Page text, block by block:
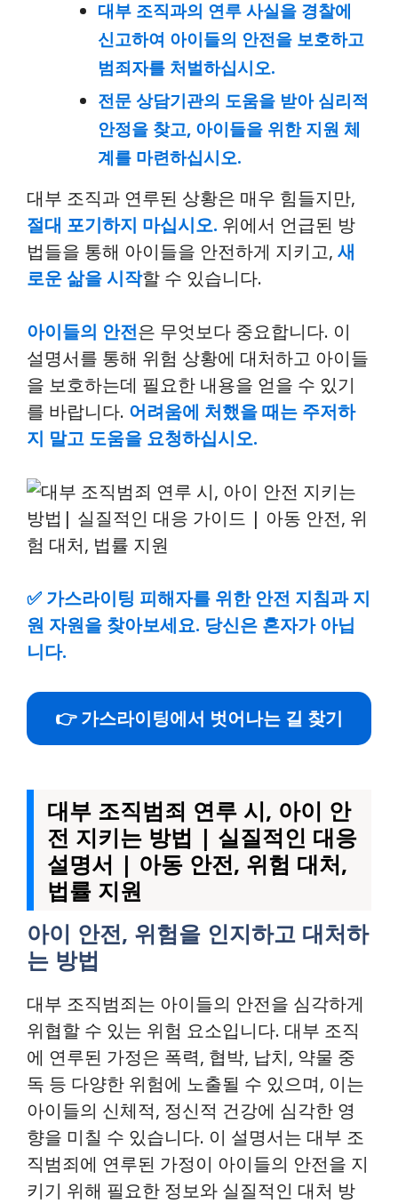
대부 조직과의 연루 사실을 경찰에
신고하여 아이들의 안전을 보호하고
범죄자를 처벌하십시오.
전문 상담기관의 도움을 받아 심리적
안정을 찾고, 아이들을 위한 지원 체
계를 마련하십시오.
대부 조직과 연루된 상황은 매우 힘들지만,
절대 포기하지 마십시오. 위에서 언급된 방
법들을 통해 아이들을 안전하게 지키고, 새
로운 삶을 시작할 수 있습니다.
아이들의 안전은 무엇보다 중요합니다. 이
설명서를 통해 위험 상황에 대처하고 아이들
을 보호하는데 필요한 내용을 얻을 수 있기
를 바랍니다. 어려움에 처했을 때는 주저하
지 말고 도움을 요청하십시오.
✅ 가스라이팅 피해자를 위한 안전 지침과 지
원 자원을 찾아보세요. 당신은 혼자가 아닙
니다.
👉 가스라이팅에서 벗어나는 길 찾기
대부 조직범죄 연루 시, 아이 안
전 지키는 방법 | 실질적인 대응
설명서 | 아동 안전, 위험 대처,
법률 지원
아이 안전, 위험을 인지하고 대처하
는 방법
대부 조직범죄는 아이들의 안전을 심각하게
위협할 수 있는 위험 요소입니다. 대부 조직
에 연루된 가정은 폭력, 협박, 납치, 약물 중
독 등 다양한 위험에 노출될 수 있으며, 이는
아이들의 신체적, 정신적 건강에 심각한 영
향을 미칠 수 있습니다. 이 설명서는 대부 조
직범죄에 연루된 가정이 아이들의 안전을 지
키기 위해 필요한 정보와 실질적인 대처 방